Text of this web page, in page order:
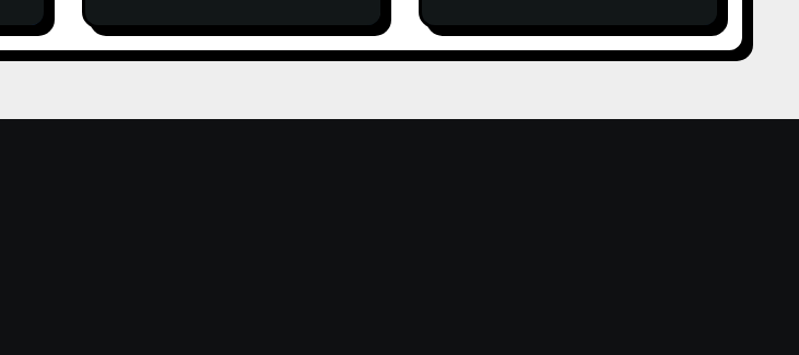
Tyytyväisyyskyselyt,
Parannusehdotukset
palkinnot, Rajoitetut
painokset